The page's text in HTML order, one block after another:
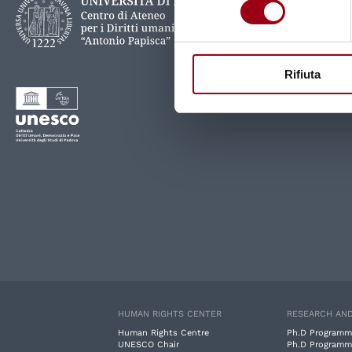
Rifiuta
HUMAN RIGHTS CENTER
Human Rights Centre
UNESCO Chair
RESEARCH
Ph.D
Ph.D